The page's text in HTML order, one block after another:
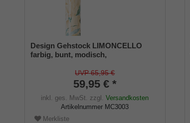
Design Gehstock LIMONCELLO
farbig, bunt, modisch,
Leichtmetall, edler Messingring,
Damen und Herren, inkl.
Gummipuffer.
UVP 65,95 €
59,95 € *
inkl. ges. MwSt. zzgl.Versandkosten
Artikelnummer MC3003
Merkliste